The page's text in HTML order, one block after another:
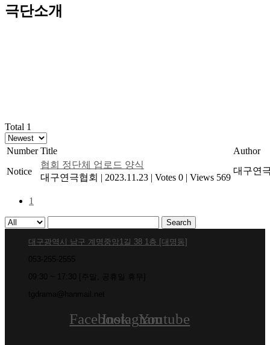
극단소개
Total 1
Number Title
Author
Notice
협회 정단체 업로드 양식
대구연극협회 | 2023.11.23 | Votes 0 | Views 569
대구연
1
Search
대구광역시 남구 계명중앙1길 38 1층 [대명동]
FacebookInstagramYoutube